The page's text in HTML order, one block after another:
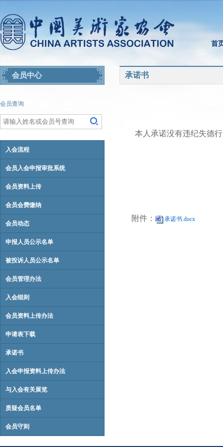
首
会员中心
会员查询
入会流程
会员入会申报审批系统
会员资料上传
会员会费缴纳
会员动态
申报人员公示名单
被投诉人员公示名单
会员管理办法
入会细则
会员资料上传办法
申请表下载
承诺书
入会申报资料上传办法
与入会有关展览
质疑会员名单
会员守则
承诺书
本人承诺没有违纪失德
附件： 承诺书.docx